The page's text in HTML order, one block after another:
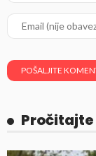
Pročitajte